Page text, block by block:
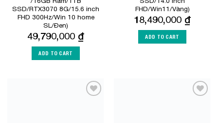
SSD/RTX3070 8G/15.6 inch
FHD 300Hz/Win 10 home
SL/Đen)
49,790,000 ₫
ADD TO CART
FHD/Win11/Vàng)
18,490,000 ₫
ADD TO CART